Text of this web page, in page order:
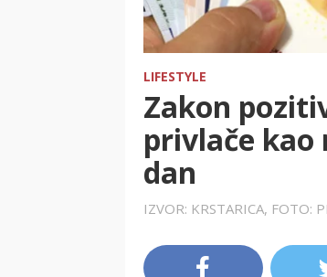
LIFESTYLE
Zakon
privlače kao
dan
IZVOR: KRSTARICA, FOTO: